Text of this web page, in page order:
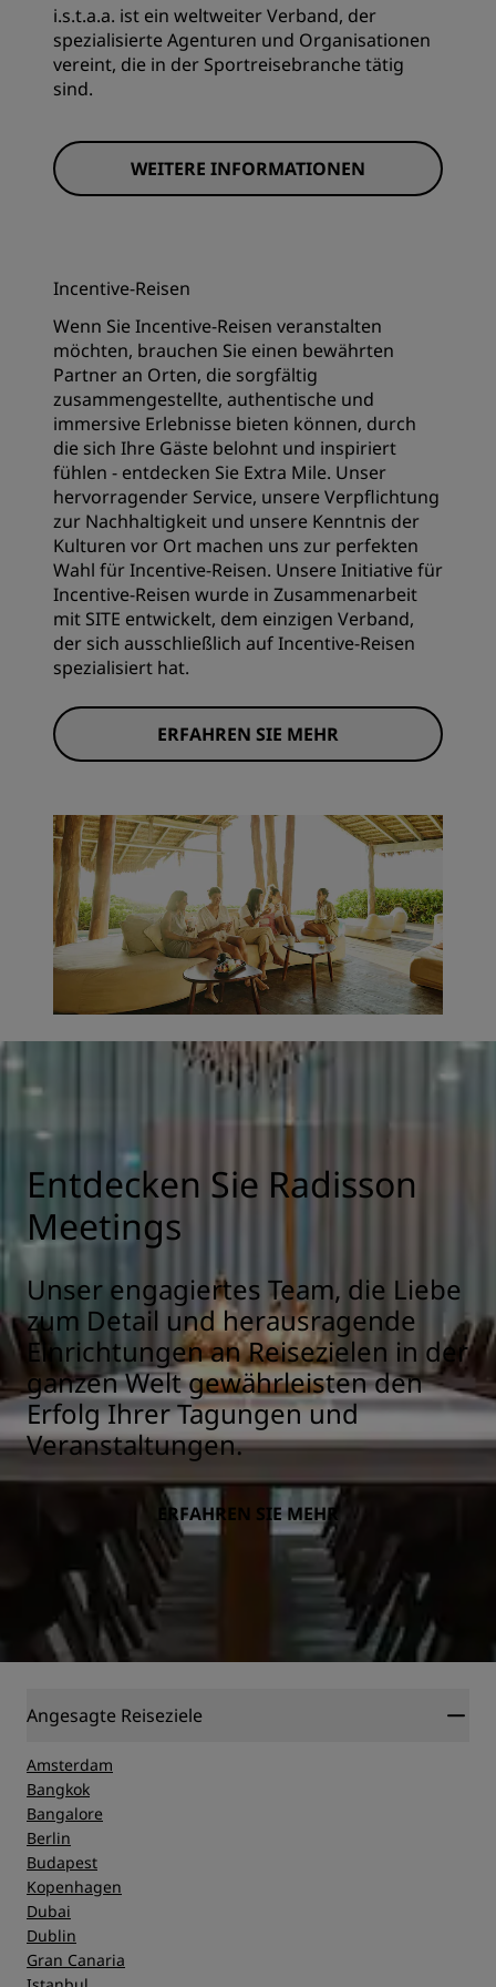
i.s.t.a.a. ist ein weltweiter Verband, der
spezialisierte Agenturen und Organisationen
vereint, die in der Sportreisebranche tätig
sind.
WEITERE INFORMATIONEN
Incentive-Reisen
Wenn Sie Incentive-Reisen veranstalten
möchten, brauchen Sie einen bewährten
Partner an Orten, die sorgfältig
zusammengestellte, authentische und
immersive Erlebnisse bieten können, durch
die sich Ihre Gäste belohnt und inspiriert
fühlen - entdecken Sie Extra Mile. Unser
hervorragender Service, unsere Verpflichtung
zur Nachhaltigkeit und unsere Kenntnis der
Kulturen vor Ort machen uns zur perfekten
Wahl für Incentive-Reisen. Unsere Initiative für
Incentive-Reisen wurde in Zusammenarbeit
mit SITE entwickelt, dem einzigen Verband,
der sich ausschließlich auf Incentive-Reisen
spezialisiert hat.
ERFAHREN SIE MEHR
Entdecken Sie Radisson
Meetings
Unser engagiertes Team, die Liebe
zum Detail und herausragende
Einrichtungen an Reisezielen in der
ganzen Welt gewährleisten den
Erfolg Ihrer Tagungen und
Veranstaltungen.
ERFAHREN SIE MEHR
Angesagte Reiseziele
Amsterdam
Bangkok
Bangalore
Berlin
Budapest
Kopenhagen
Dubai
Dublin
Gran Canaria